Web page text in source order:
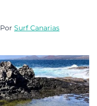
Por Surf Canarias